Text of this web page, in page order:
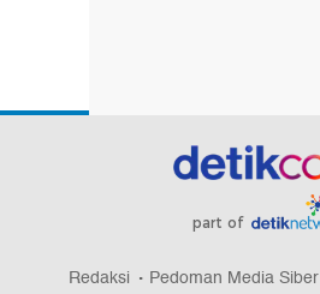
part of
Redaksi Pedoman Media Siber